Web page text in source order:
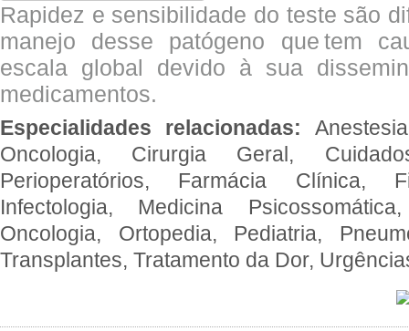
Rapidez e sensibilidade do teste são
manejo desse patógeno que tem
escala global devido à sua
medicamentos.
Especialidades relacionadas:
Oncologia, Cirurgia Geral,
Perioperatórios, Farmácia Clínica,
Infectologia, Medicina
Oncologia, Ortopedia, Pediatria,
Transplantes, Tratamento da Dor,